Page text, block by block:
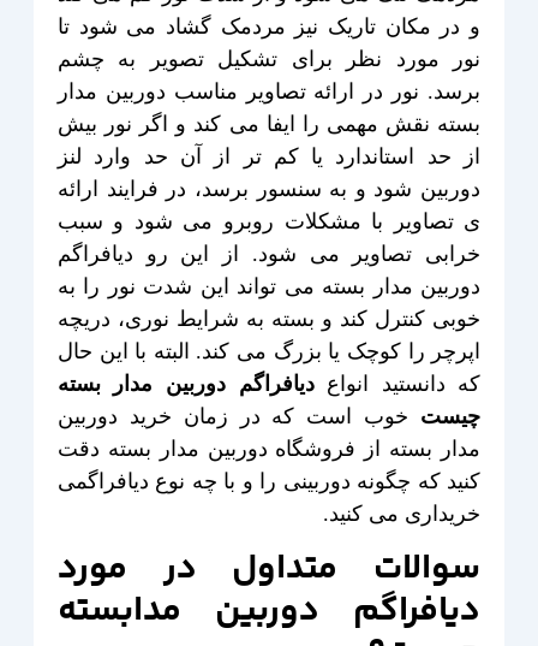
و در مکان تاریک نیز مردمک گشاد می شود تا
نور مورد نظر برای تشکیل تصویر به چشم
برسد. نور در ارائه تصاویر مناسب دوربین مدار
بسته نقش مهمی را ایفا می کند و اگر نور بیش
از حد استاندارد یا کم تر از آن حد وارد لنز
دوربین شود و به سنسور برسد، در فرایند ارائه
ی تصاویر با مشکلات روبرو می شود و سبب
خرابی تصاویر می شود. از این رو دیافراگم
دوربین مدار بسته می تواند این شدت نور را به
خوبی کنترل کند و بسته به شرایط نوری، دریچه
اپرچر را کوچک یا بزرگ می کند. البته با این حال
که دانستید انواعدیافراگم دوربین مدار بسته
چیست خوب است که در زمان خرید دوربین
مدار بسته از فروشگاه دوربین مدار بسته دقت
کنید که چگونه دوربینی را و با چه نوع دیافراگمی
خریداری می کنید.
سوالات متداول در مورد
دیافراگم دوربین مدابسته